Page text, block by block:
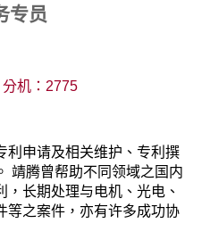
专员
分机： 2775
利申请及相关维护、专利撰
靖腾曾帮助不同领域之国内
长期处理与电机、光电、
等之案件，亦有许多成功协